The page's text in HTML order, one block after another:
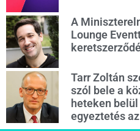
A
Lounge
Tarr Zoltán
szól bele a
heteken
egyeztetés